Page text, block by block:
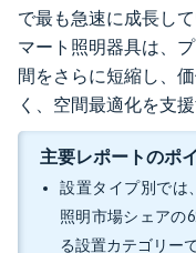
で最も急速に成長し
マート照明器具は、
間をさらに短縮し、
く、空間最適化を支
主要レポートのポ
設置タイプ別では
照明市場シェアの
る設置カテゴリー